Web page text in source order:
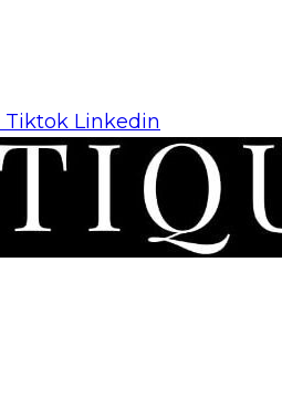
Tiktok Linkedin